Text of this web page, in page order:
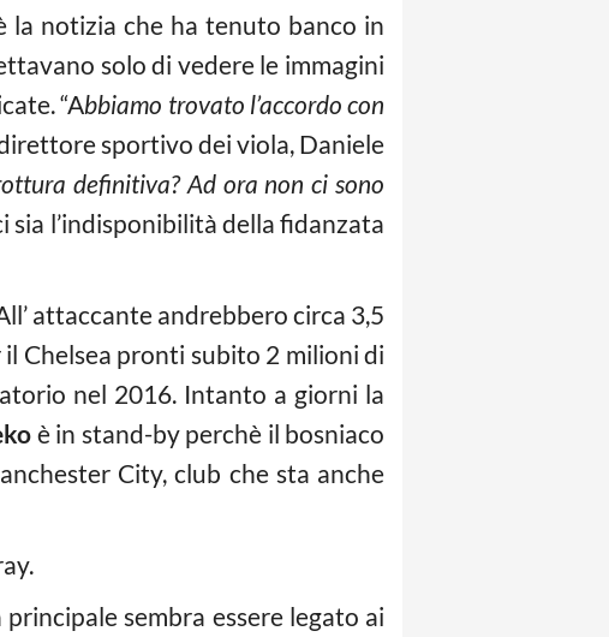
la notizia che ha tenuto banco in
solo di vedere le immagini
“Abbiamo trovato l’accordo con
sportivo dei viola, Daniele
definitiva? Ad ora non ci sono
l’indisponibilità della fidanzata
attaccante andrebbero circa 3,5
Chelsea pronti subito 2 milioni di
nel 2016. Intanto a giorni la
è in stand-by perchè il bosniaco
City, club che sta anche
principale sembra essere legato ai